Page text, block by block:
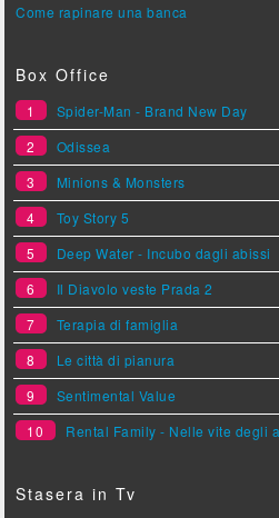
Come rapinare una banca
Box Office
1
Spider-Man - Brand New Day
2
Odissea
3
Minions & Monsters
4
Toy Story 5
5
Deep Water - Incubo dagli abissi
6
Il Diavolo veste Prada 2
7
Terapia di famiglia
8
Le città di pianura
9
Sentimental Value
10
Rental Family - Nelle vite degli
Stasera in Tv